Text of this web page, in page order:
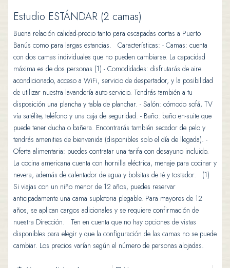
Estudio ESTÁNDAR (2 camas)
Buena relación calidad-precio tanto para escapadas cortas a Puerto
Banús como para largas estancias. Características: - Camas: cuenta
con dos camas individuales que no pueden cambiarse. La capacidad
máxima es de dos personas (1) - Comodidades: disfrutarás de aire
acondicionado, acceso a WiFi, servicio de despertador, y la posibilidad
de utilizar nuestra lavandería auto-servicio. Tendrás también a tu
disposición una plancha y tabla de planchar. - Salón: cómodo sofá, TV
vía satélite, teléfono y una caja de seguridad. - Baño: baño en-suite que
puede tener ducha o bañera. Encontrarás también secador de pelo y
tendrás amenities de bienvenida (disponibles solo el día de llegada). -
Oferta alimentaria: puedes contratar una tarifa con desayuno incluido.
La cocina americana cuenta con hornilla eléctrica, menaje para cocinar y
nevera, además de calentador de agua y bolsitas de té y tostador. (1)
Si viajas con un niño menor de 12 años, puedes reservar
anticipadamente una cama supletoria plegable. Para mayores de 12
años, se aplican cargos adicionales y se requiere confirmación de
nuestra Dirección. Ten en cuenta que no hay opciones de vistas
disponibles para elegir y que la configuración de las camas no se puede
cambiar. Los precios varían según el número de personas alojadas.